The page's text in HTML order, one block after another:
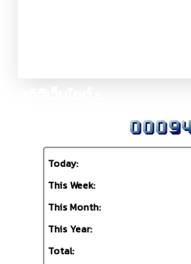
Today:
This Week:
This Month:
This Year:
Total: